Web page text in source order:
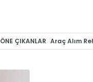
ÖNE ÇIKANLAR Araç Alım